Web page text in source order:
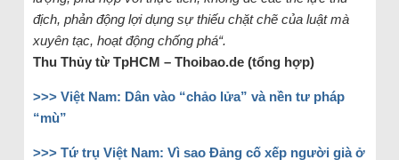
địch, phản động lợi dụng sự thiếu chặt chẽ của luật mà
xuyên tạc, hoạt động chống phá“.
Thu Thủy từ TpHCM – Thoibao.de (tổng hợp)
>>> Việt Nam: Dân vào “chảo lửa” và nền tư pháp
“mù”
>>> Tứ trụ Việt Nam: Vì sao Đảng cố xếp người già ở